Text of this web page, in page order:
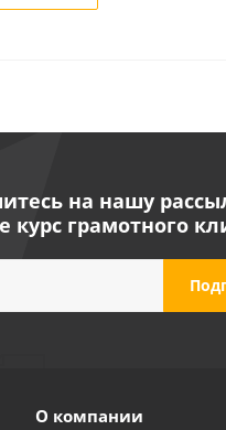
на нашу
курс грамотного
О компании